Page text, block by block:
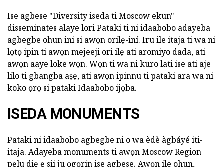
Ise agbese "Diversity iseda ti Moscow ekun"
disseminates alaye lori Pataki ti ni idaabobo adayeba
agbegbe ohun ini si awọn orilẹ-iní. Iru ile itaja ti wa ni
lọtọ ipin ti awọn mejeeji ori ilẹ ati aromiyo dada, ati
awọn aaye loke wọn. Wọn ti wa ni kuro lati ise ati aje
lilo ti gbangba aṣẹ, ati awọn ipinnu ti pataki ara wa ni
koko ọrọ si pataki Idaabobo ijọba.
ISEDA MONUMENTS
Pataki ni idaabobo agbegbe ni o wa èdè àgbáyé iti-
itaja. Adayeba monuments ti awọn Moscow Region
pẹlu diẹ ẹ sii ju ọgọrin ise agbese. Awọn ile ohun,